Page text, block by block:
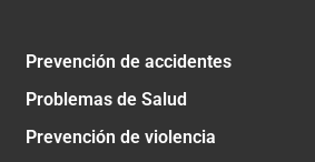
Prevención de accidentes
Problemas de Salud
Prevención de violencia